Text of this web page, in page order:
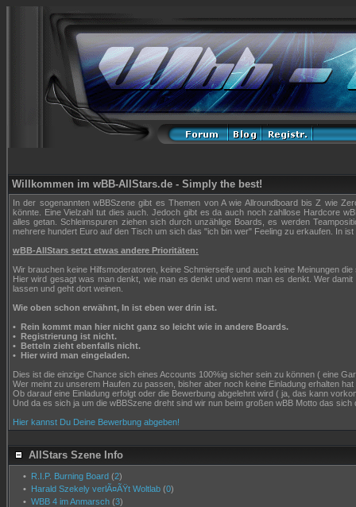
Willkommen im wBB-AllStars.de - Simply the best!
In der sogenannten wBBSzene gibt es Themen von A wie Allroundboard bis Z wie
könnte. Eine Vielzahl tut dies auch. Jedoch gibt es da auch noch zahllose Hardcore
alles getan. Schleimspuren ziehen sich durch unzählige Boards, es werden
mehrere hundert Euro auf den Tisch um sich das "ich bin wer" Feeling zu erkaufen. In
wBB-AllStars setzt etwas andere Prioritäten:
Wir brauchen keine Hilfsmoderatoren, keine Schmierseife und auch keine Meinungen
Hier wird gesagt was man denkt, wie man es denkt und wenn man es denkt. Wer
lassen und geht dort weinen.
Wie oben schon erwähnt, In ist eben wer drin ist.
• Rein kommt man hier nicht ganz so leicht wie in andere Boards.
• Registrierung ist nicht.
• Betteln zieht ebenfalls nicht.
• Hier wird man eingeladen.
Dies ist die einzige Chance sich eines Accounts 100%ig sicher sein zu können ( eine
Wer meint zu unserem Haufen zu passen, bisher aber noch keine Einladung erhalten
Ob darauf eine Einladung erfolgt oder die Bewerbung abgelehnt wird ( ja, das kann
Und da es sich ja um die wBBSzene dreht sind wir nun beim großen wBB Motto das
Hier kannst Du Deine Bewerbung abgeben!
AllStars Szene Info
• R.I.P. Burning Board (2)
• Harald Szekely verlÃ¤ÃŸt Woltlab (0)
• WBB 4 im Anmarsch (3)